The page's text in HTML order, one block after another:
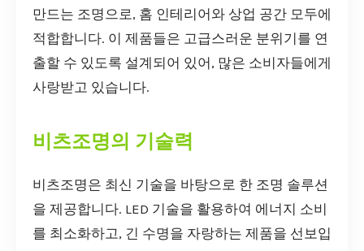
만드는 조명으로, 홈 인테리어와 상업 공간 모두에
적합합니다. 이 제품들은 고급스러운 분위기를 연
출할 수 있도록 설계되어 있어, 많은 소비자들에게
사랑받고 있습니다.
비츠조명의 기술력
비츠조명은 최신 기술을 바탕으로 한 조명 솔루션
을 제공합니다. LED 기술을 활용하여 에너지 소비
를 최소화하고, 긴 수명을 자랑하는 제품을 선보입